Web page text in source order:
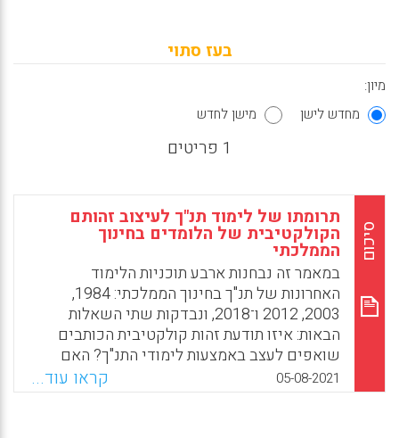
בעז סתוי
מיון:
מחדש לישן
מישן לחדש
1 פריטים
סיכום
תרומתו של לימוד תנ"ך לעיצוב זהותם
הקולקטיבית של הלומדים בחינוך
הממלכתי
במאמר זה נבחנות ארבע תוכניות הלימוד
האחרונות של תנ"ך בחינוך הממלכתי: 1984,
2003, 2012 ו־2018, ונבדקות שתי השאלות
הבאות: איזו תודעת זהות קולקטיבית הכותבים
שואפים לעצב באמצעות לימודי התנ"ך? האם
דמותו של הבוגר הרצוי עברה תמורות לאורך
השנים?
05-08-2021 קראו עוד...